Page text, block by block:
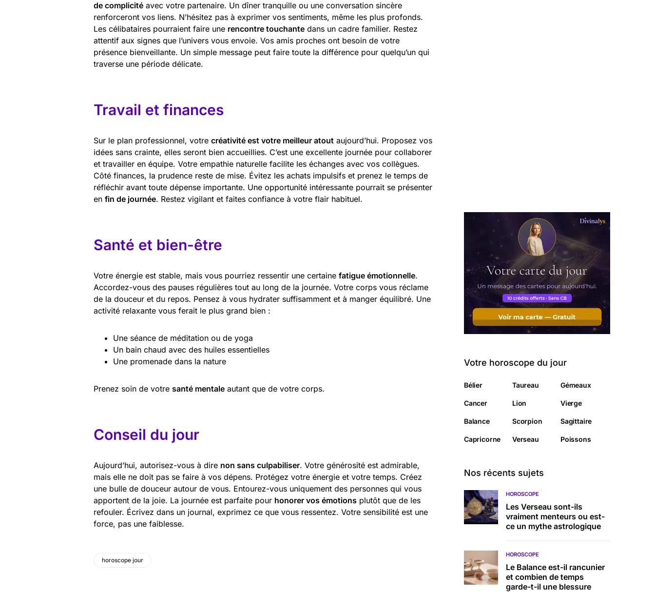
de complicité avec votre partenaire. Un dîner tranquille ou une conversation sincère
renforceront vos liens. N’hésitez pas à exprimer vos sentiments, même les plus profonds.
Les célibataires pourraient faire une rencontre touchante dans un cadre familier. Restez
attentif aux signes que l’univers vous envoie. Vos amis proches ont besoin de votre
présence bienveillante. Un simple message peut faire toute la différence pour quelqu’un qui
traverse une période délicate.
Travail et finances
Sur le plan professionnel, votre créativité est votre meilleur atout aujourd’hui. Proposez vos
idées sans crainte, elles seront bien accueillies. C’est une excellente journée pour collaborer
et travailler en équipe. Votre empathie naturelle facilite les échanges avec vos collègues.
Côté finances, la prudence reste de mise. Évitez les achats impulsifs et prenez le temps de
réfléchir avant toute dépense importante. Une opportunité intéressante pourrait se présenter
en fin de journée. Restez vigilant et faites confiance à votre flair habituel.
Santé et bien-être
Votre énergie est stable, mais vous pourriez ressentir une certaine fatigue émotionnelle.
Accordez-vous des pauses régulières tout au long de la journée. Votre corps vous réclame
de la douceur et du repos. Pensez à vous hydrater suffisamment et à manger équilibré. Une
activité relaxante vous ferait le plus grand bien :
Une séance de méditation ou de yoga
Un bain chaud avec des huiles essentielles
Une promenade dans la nature
Prenez soin de votre santé mentale autant que de votre corps.
Conseil du jour
Aujourd’hui, autorisez-vous à dire non sans culpabiliser. Votre générosité est admirable,
mais elle ne doit pas se faire à vos dépens. Protégez votre énergie et votre temps. Créez
une bulle de douceur autour de vous. Entourez-vous uniquement des personnes qui vous
apportent de la joie. La journée est parfaite pour honorer vos émotions plutôt que de les
refouler. Écrivez dans un journal, exprimez ce que vous ressentez. Votre sensibilité est une
force, pas une faiblesse.
horoscope jour
Votre horoscope du jour
Bélier Taureau Gémeaux
Cancer Lion Vierge
Balance Scorpion Sagittaire
Capricorne Verseau Poissons
Nos récents sujets
HOROSCOPE
Les Verseau sont-ils
vraiment menteurs ou est-
ce un mythe astrologique
HOROSCOPE
Le Balance est-il rancunier
et combien de temps
garde-t-il une blessure